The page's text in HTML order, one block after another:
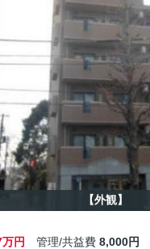
【外観】
円 管理/共益費 8,000円